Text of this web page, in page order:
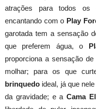
atrações para todos os
encantando com o Play
garotada tem a sensação
que preferem água, o
proporciona a sensação
molhar; para os que
brinquedo ideal, já que
da gravidade; e aCama